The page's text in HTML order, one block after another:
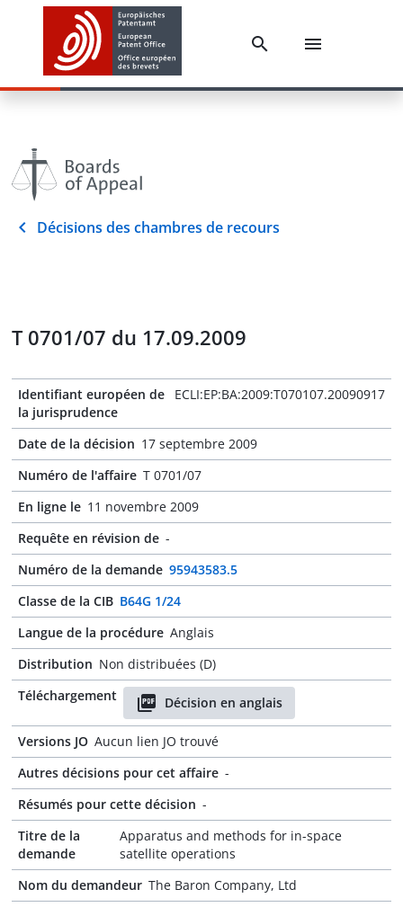
Décisions des chambres de recours
T 0701/07 du 17.09.2009
Identifiant européen de
la jurisprudence
ECLI:EP:BA:2009:T070107.20090917
Date de la décision 17 septembre 2009
Numéro de l'affaire T 0701/07
En ligne le 11 novembre 2009
Requête en révision de -
Numéro de la demande 95943583.5
Classe de la CIB B64G 1/24
Langue de la procédure Anglais
Distribution Non distribuées (D)
Téléchargement
Décision en anglais
Versions JO Aucun lien JO trouvé
Autres décisions pour cet affaire -
Résumés pour cette décision -
Titre de la
demande
Apparatus and methods for in-space
satellite operations
Nom du demandeur The Baron Company, Ltd